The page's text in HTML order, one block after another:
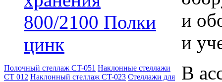
800/2100 Полки
цинк
Полочный стеллаж CT-051 Наклонные стеллажи
СТ 012 Наклонный стеллаж CT-023 Стеллажи для
и
и
В